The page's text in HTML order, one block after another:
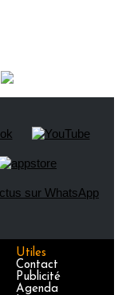
Utiles
Contact
Publicité
Agenda